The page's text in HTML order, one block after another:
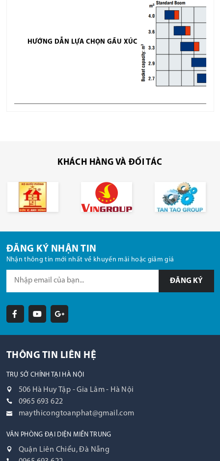
HƯỚNG DẪN LỰA CHỌN GẦU XÚC
KHÁCH HÀNG VÀ ĐỐI TÁC
ĐĂNG KÝ NHẬN TIN
Nhận thông tin mới nhất về khuyến mãi hoặc giảm giá
ĐĂNG KÝ
THÔNG TIN LIÊN HỆ
TRỤ SỞ CHÍNH TẠI HÀ NỘI
506 Hà Huy Tập - Gia Lâm - Hà Nội
0965 693 622
maythicongtoanphat@gmail.com
VĂN PHÒNG ĐẠI DIỆN MIỀN TRUNG
Quận Liên Chiểu, Đà Nẵng